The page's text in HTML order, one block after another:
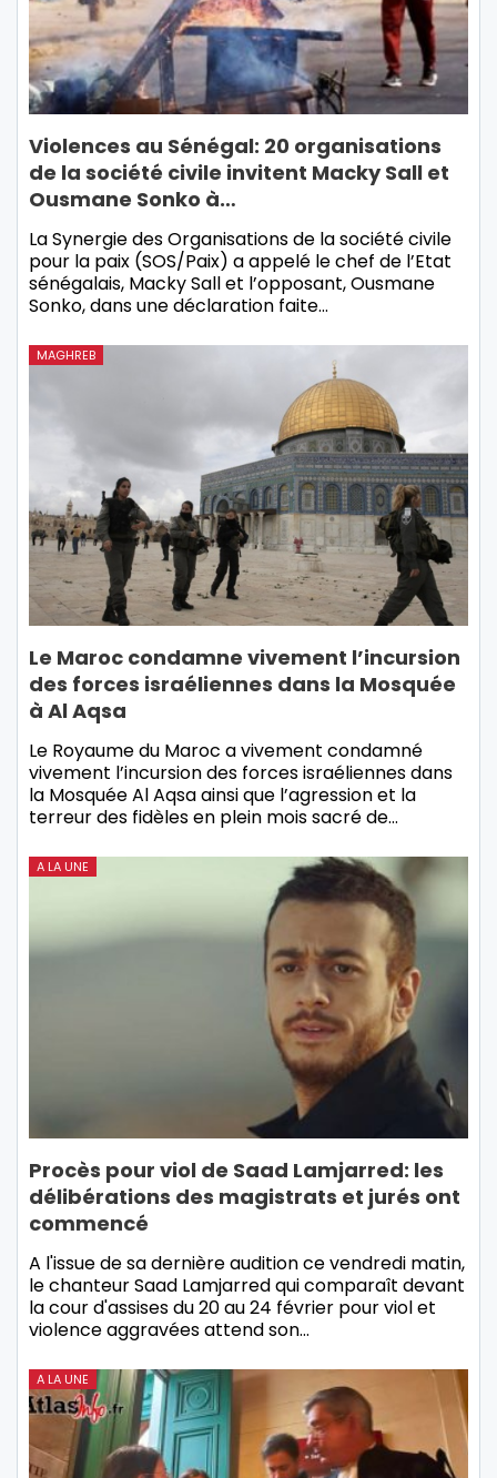
Violences au Sénégal: 20 organisations
de la société civile invitent Macky Sall et
Ousmane Sonko à…
La Synergie des Organisations de la société civile
pour la paix (SOS/Paix) a appelé le chef de l’Etat
sénégalais, Macky Sall et l’opposant, Ousmane
Sonko, dans une déclaration faite…
MAGHREB
Le Maroc condamne vivement l’incursion
des forces israéliennes dans la Mosquée
à Al Aqsa
Le Royaume du Maroc a vivement condamné
vivement l’incursion des forces israéliennes dans
la Mosquée Al Aqsa ainsi que l’agression et la
terreur des fidèles en plein mois sacré de…
A LA UNE
Procès pour viol de Saad Lamjarred: les
délibérations des magistrats et jurés ont
commencé
A l'issue de sa dernière audition ce vendredi matin,
le chanteur Saad Lamjarred qui comparaît devant
la cour d'assises du 20 au 24 février pour viol et
violence aggravées attend son…
A LA UNE